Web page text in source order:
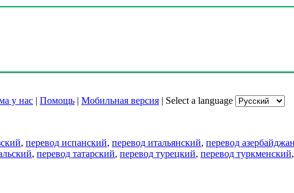
у нас | Помощь | Мобильная версия | Select a language
, перевод испанский, перевод итальянский, перевод
, перевод татарский, перевод турецкий, перевод туркменский,